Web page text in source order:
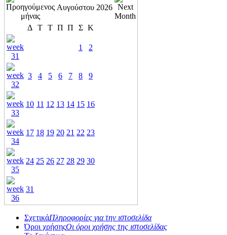
Αυγούστου 2026
Δ Τ Τ Π Π Σ Κ
1 2
3 4 5 6 7 8 9
10 11 12 13 14 15 16
17 18 19 20 21 22 23
24 25 26 27 28 29 30
31
ΣχετικάΠληροφορίες για την ιστοσελίδα
Όροι χρήσηςΟι όροι χρήσης της ιστοσελίδας